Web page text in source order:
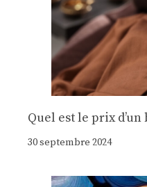
Quel est le prix
30 septembre 2024